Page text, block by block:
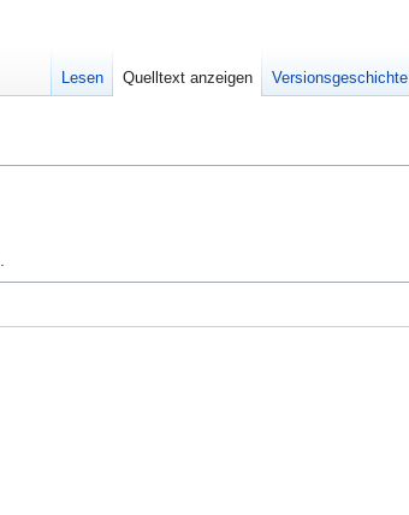
Lesen Quelltext anzeigen Versionsgeschichte